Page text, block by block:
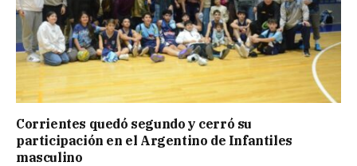
Corrientes quedó segundo y cerró su
participación en el Argentino de Infantiles
masculino